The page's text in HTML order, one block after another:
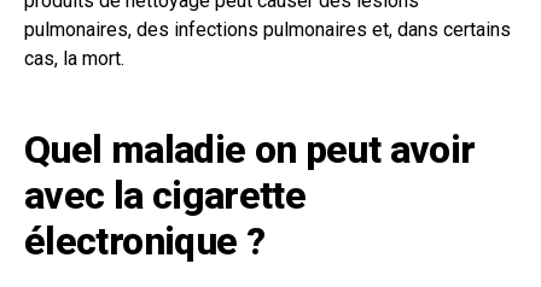
pulmonaires, des infections pulmonaires et, dans certains
cas, la mort.
Quel maladie on peut avoir
avec la cigarette
électronique ?